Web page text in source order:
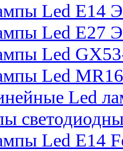
Led E14
Led E27
Led
Led
Led
Led E14